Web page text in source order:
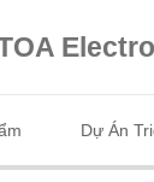
Dự Án